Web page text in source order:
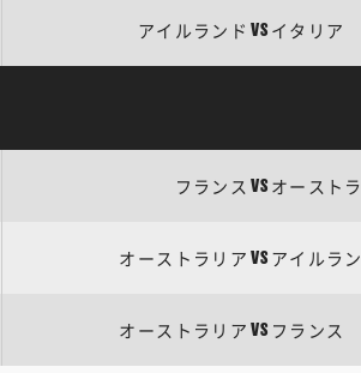
アイルランド VS イタリア
フランス VS オースト
オーストラリア VS アイルラ
オーストラリア VS フランス